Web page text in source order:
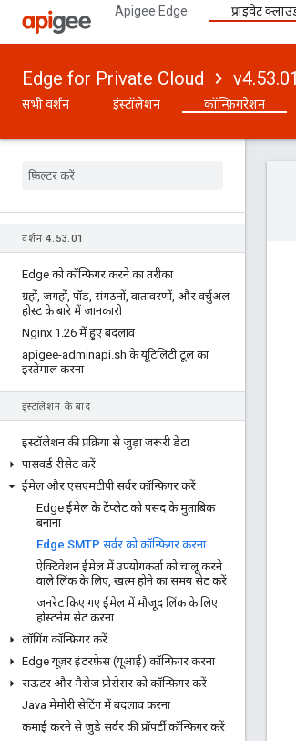
Apigee Edge प्राइवेट
Edge for Private Cloud v4.53.01
सभी वर्शन इंस्टॉलेशन कॉन्फ़िगरेशन
वर्शन 4. 53.01
Edge को कॉन्फ़िगर करने का तरीका
ग्रहों, जगहों, पॉड, संगठनों, वातावरणों, और वर्चुअल
होस्ट के बारे में जानकारी
Nginx 1 .26 में हुए बदलाव
apigee-adminapi.sh के यूटिलिटी टूल का
इस्तेमाल करना
इंस्टॉलेशन के बाद
इंस्टॉलेशन की प्रक्रिया से जुड़ा ज़रूरी डेटा
पासवर्ड रीसेट करें
ईमेल और एसएमटीपी सर्वर कॉन्फ़िगर करें
Edge ईमेल के टेंप्लेट को पसंद के मुताबिक
बनाना
Edge SMTP सर्वर को कॉन्फ़िगर करना
ऐक्टिवेशन ईमेल में उपयोगकर्ता को चालू करने
वाले लिंक के लिए, खत्म होने का समय सेट करें
जनरेट किए गए ईमेल में मौजूद लिंक के लिए
होस्टनेम सेट करना
लॉगिंग कॉन्फ़िगर करें
Edge यूज़र इंटरफ़ेस (यूआई) कॉन्फ़िगर करना
राऊटर और मैसेज प्रोसेसर को कॉन्फ़िगर करें
Java मेमोरी सेटिंग में बदलाव करना
कमाई करने से जुड़े सर्वर की प्रॉपर्टी कॉन्फ़िगर करें